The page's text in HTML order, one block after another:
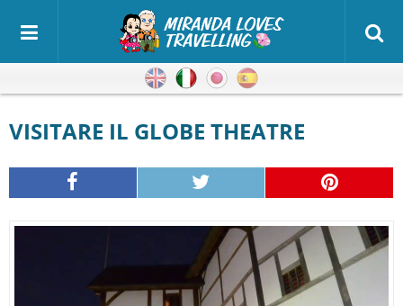
IngleseItalianoGiapponese
VISITARE IL GLOBE THEATRE